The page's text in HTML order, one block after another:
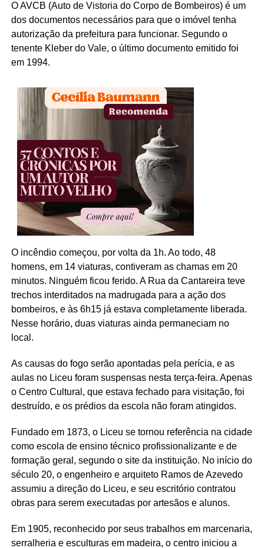
O AVCB (Auto de Vistoria do Corpo de Bombeiros) é um
dos documentos necessários para que o imóvel tenha
autorização da prefeitura para funcionar. Segundo o
tenente Kleber do Vale, o último documento emitido foi
em 1994.
O incêndio começou, por volta da 1h. Ao todo, 48
homens, em 14 viaturas, contiveram as chamas em 20
minutos. Ninguém ficou ferido. A Rua da Cantareira teve
trechos interditados na madrugada para a ação dos
bombeiros, e às 6h15 já estava completamente liberada.
Nesse horário, duas viaturas ainda permaneciam no
local.
As causas do fogo serão apontadas pela perícia, e as
aulas no Liceu foram suspensas nesta terça-feira. Apenas
o Centro Cultural, que estava fechado para visitação, foi
destruído, e os prédios da escola não foram atingidos.
Fundado em 1873, o Liceu se tornou referência na cidade
como escola de ensino técnico profissionalizante e de
formação geral, segundo o site da instituição. No início do
século 20, o engenheiro e arquiteto Ramos de Azevedo
assumiu a direção do Liceu, e seu escritório contratou
obras para serem executadas por artesãos e alunos.
Em 1905, reconhecido por seus trabalhos em marcenaria,
serralheria e esculturas em madeira, o centro iniciou a